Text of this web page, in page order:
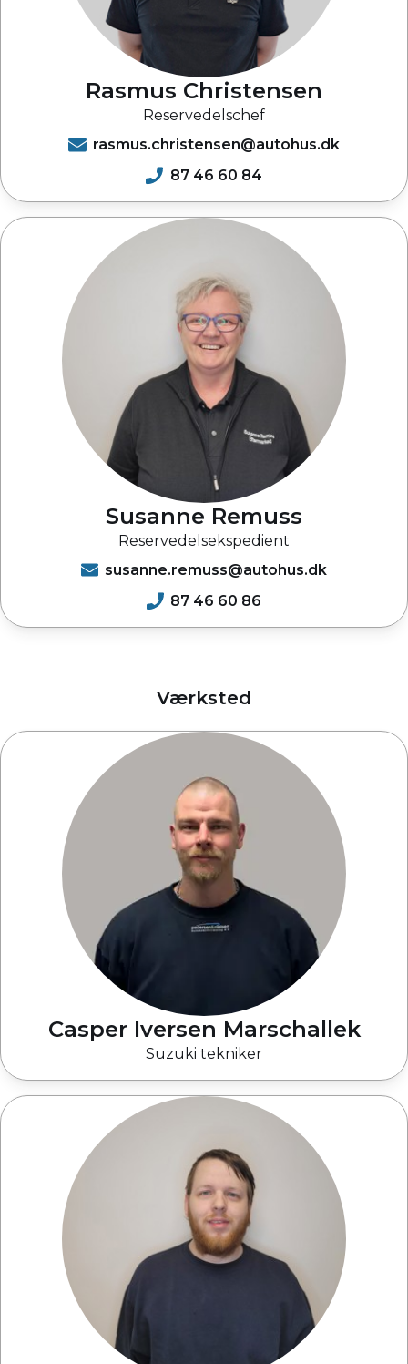
Rasmus Christensen
Reservedelschef
rasmus.christensen@autohus.dk
87 46 60 84
Susanne Remuss
Reservedelsekspedient
susanne.remuss@autohus.dk
87 46 60 86
Værksted
Casper Iversen Marschallek
Suzuki tekniker